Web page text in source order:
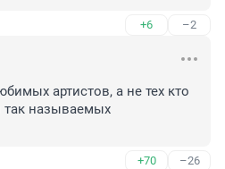
+6 –2
артистов, а не тех кто
так называемых
+70 –26